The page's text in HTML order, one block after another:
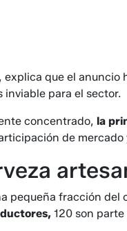
que el
para el sector.
concentrado, la
de
pequeña fracción del
120 son